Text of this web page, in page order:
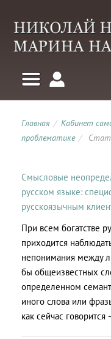
Главная / Кабинет
проблематике /
Смысловые
русском языке:
русскоязычным
При всем богатстве
приходится
непонимания между
бы общеизвестных
определенном
иного слова или
как сейчас